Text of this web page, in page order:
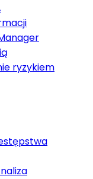
ryzykiem